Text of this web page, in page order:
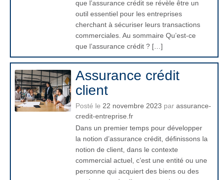
que l’assurance crédit se révèle être un
outil essentiel pour les entreprises
cherchant à sécuriser leurs transactions
commerciales. Au sommaire Qu’est-ce
que l’assurance crédit ? […]
Assurance crédit
client
Posté le 22 novembre 2023 par assurance-
credit-entreprise.fr
Dans un premier temps pour développer
la notion d’assurance crédit, définissons la
notion de client, dans le contexte
commercial actuel, c’est une entité ou une
personne qui acquiert des biens ou des